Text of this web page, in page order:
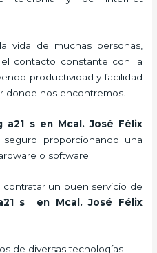
vida de muchas personas,
contacto constante con la
productividad y facilidad
donde nos encontremos.
a21 s en Mcal. José Félix
proporcionando una
o software.
un buen servicio de
s
en Mcal. José Félix
de diversas tecnologías